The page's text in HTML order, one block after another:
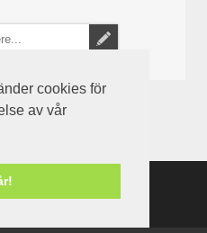
cookies för
av vår
nopCommerce